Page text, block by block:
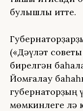
булышлыҡ итте.
(«Дәүләт
бирелгән
Йомғаҡлау
губернаторҙың
мөмкинлеге лә